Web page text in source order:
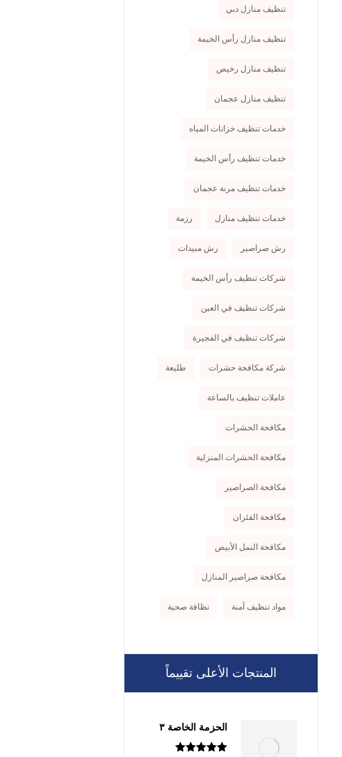
تنظيف منازل دبي
تنظيف منازل رأس الخيمة
تنظيف منازل رخيص
تنظيف منازل عجمان
خدمات تنظيف خزانات المياه
خدمات تنظيف رأس الخيمة
خدمات تنظيف مرنة عجمان
خدمات تنظيف منازل رزمة
رش صراصير رش مبيدات
شركات تنظيف رأس الخيمة
شركات تنظيف في العين
شركات تنظيف في الفجيرة
شركة مكافحة حشرات طليعة
عاملات تنظيف بالساعة
مكافحة الحشرات
مكافحة الحشرات المنزلية
مكافحة الصراصير
مكافحة الفئران
مكافحة النمل الأبيض
مكافحة صراصير المنازل
مواد تنظيف آمنة نظافة صحية
المنتجات الأعلى تقييماً
الحزمة الخاصة ٣